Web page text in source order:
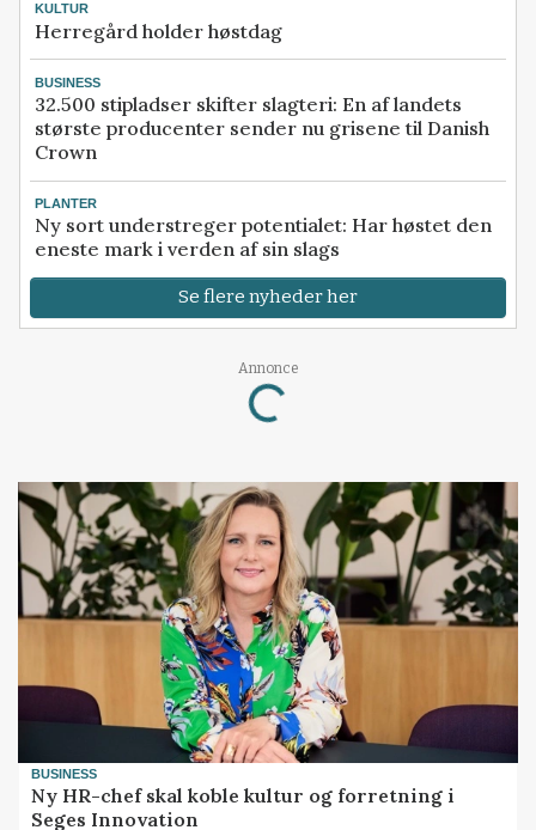
KULTUR
Herregård holder høstdag
BUSINESS
32.500 stipladser skifter slagteri: En af landets
største producenter sender nu grisene til Danish
Crown
PLANTER
Ny sort understreger potentialet: Har høstet den
eneste mark i verden af sin slags
Se flere nyheder her
Annonce
Loading...
BUSINESS
Ny HR-chef skal koble kultur og forretning i
Seges Innovation